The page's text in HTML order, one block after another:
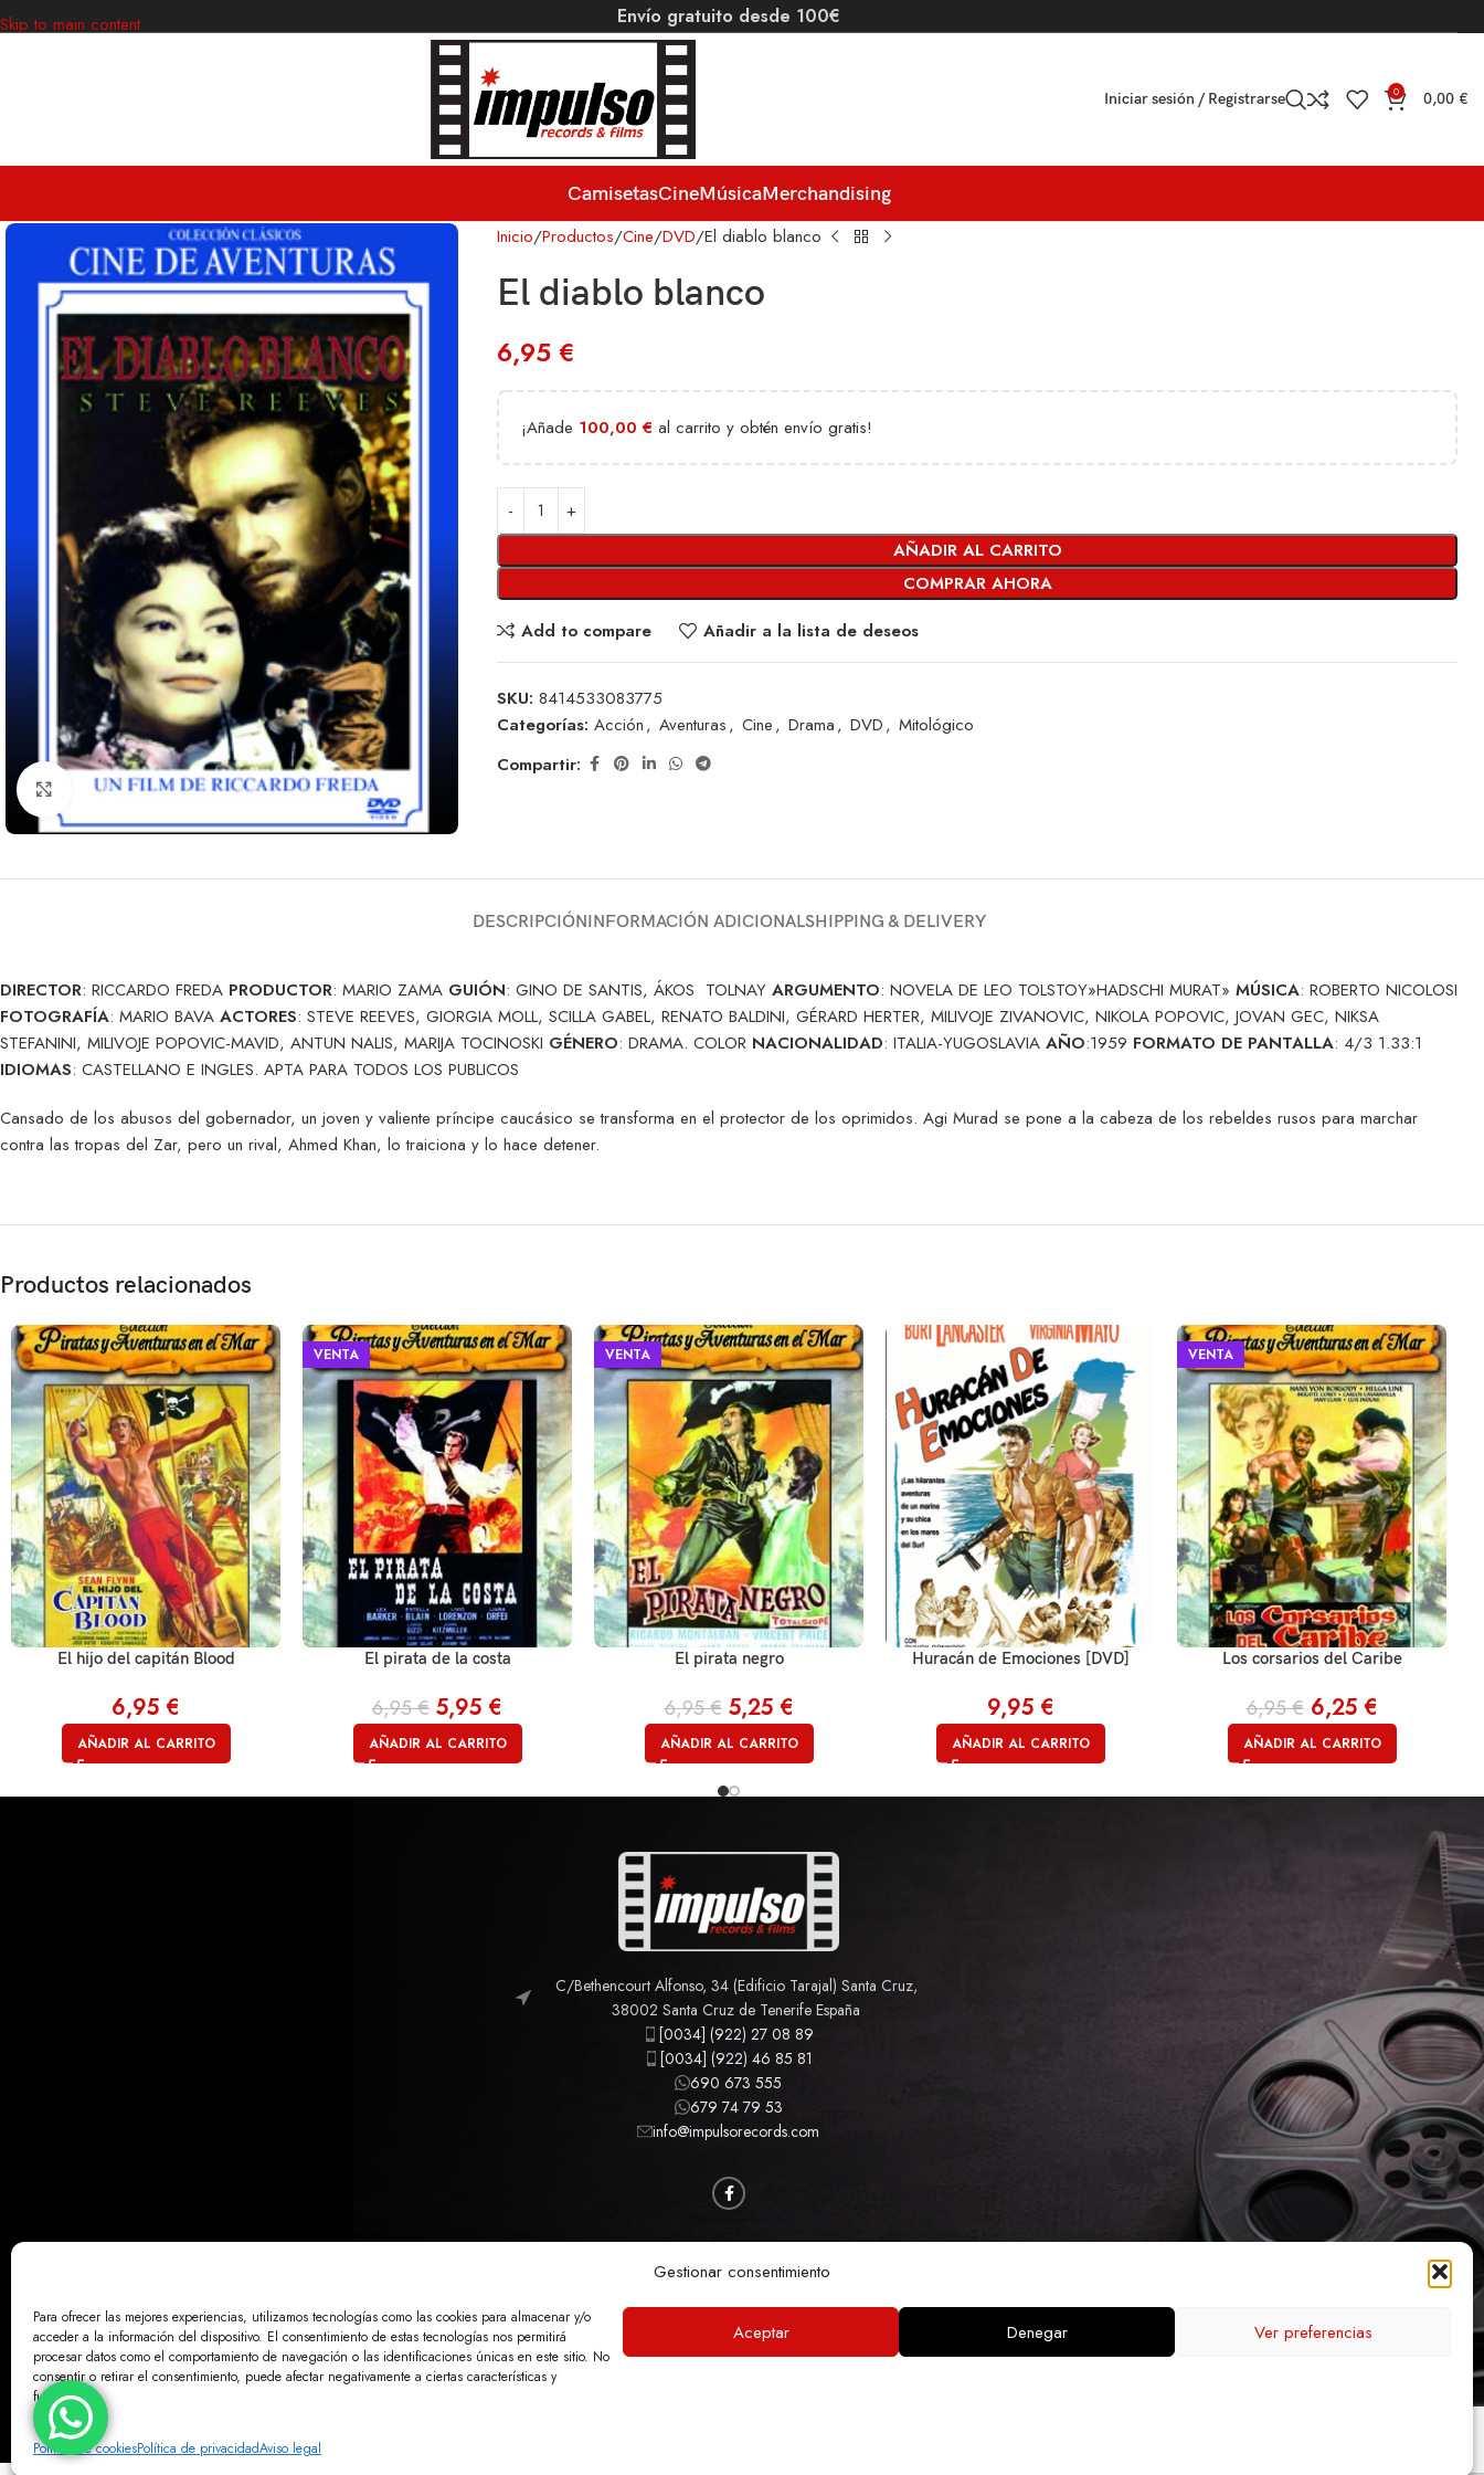
Gestionar consentimiento
Para ofrecer las mejores experiencias, utilizamos tecnologías como las cookies para almacenar y/o
acceder a la información del dispositivo. El consentimiento de estas tecnologías nos permitirá
procesar datos como el comportamiento de navegación o las identificaciones únicas en este sitio. No
consentir o retirar el consentimiento, puede afectar negativamente a ciertas características y
funciones.
Aceptar Denegar Ver preferencias
Política de cookiesPolítica de privacidadAviso legal
Skip to main content Envío gratuito desde 100€
Iniciar sesión / Registrarse 0 0,00 €
CamisetasCineMúsicaMerchandising
Clic para ampliar
Inicio Productos Cine DVD El diablo blanco
El diablo blanco
6,95 €
¡Añade 100,00 € al carrito y obtén envío gratis!
AÑADIR AL CARRITO
COMPRAR AHORA
Add to compare
Añadir a la lista de deseos
SKU: 8414533083775
Categorías: Acción, Aventuras, Cine, Drama, DVD, Mitológico
Compartir:
DESCRIPCIÓNINFORMACIÓN ADICIONALSHIPPING & DELIVERY
DIRECTOR: RICCARDO FREDA PRODUCTOR: MARIO ZAMA GUIÓN: GINO DE SANTIS, ÁKOS TOLNAY ARGUMENTO: NOVELA DE LEO TOLSTOY»HADSCHI MURAT» MÚSICA: ROBERTO NICOLOSI
FOTOGRAFÍA: MARIO BAVA ACTORES: STEVE REEVES, GIORGIA MOLL, SCILLA GABEL, RENATO BALDINI, GÉRARD HERTER, MILIVOJE ZIVANOVIC, NIKOLA POPOVIC, JOVAN GEC, NIKSA
STEFANINI, MILIVOJE POPOVIC-MAVID, ANTUN NALIS, MARIJA TOCINOSKI GÉNERO: DRAMA. COLOR NACIONALIDAD: ITALIA-YUGOSLAVIA AÑO:1959 FORMATO DE PANTALLA: 4/3 1.33:1
IDIOMAS: CASTELLANO E INGLES. APTA PARA TODOS LOS PUBLICOS
Cansado de los abusos del gobernador, un joven y valiente príncipe caucásico se transforma en el protector de los oprimidos. Agi Murad se pone a la cabeza de los rebeldes rusos para marchar
contra las tropas del Zar, pero un rival, Ahmed Khan, lo traiciona y lo hace detener.
Productos relacionados
El hijo del capitán Blood
6,95 €
AÑADIR AL CARRITO
VENTA
El pirata de la costa
6,95€ 5,95 €
AÑADIR AL CARRITO
VENTA
El pirata negro
6,95€ 5,25 €
AÑADIR AL CARRITO
Huracán de Emociones [DVD]
9,95 €
AÑADIR AL CARRITO
VENTA
Los corsarios del Caribe
6,95€ 6,25 €
AÑADIR AL CARRITO
C/Bethencourt Alfonso, 34 (Edificio Tarajal) Santa Cruz,
38002 Santa Cruz de Tenerife España
[0034] (922) 27 08 89
[0034] (922) 46 85 81
690 673 555
679 74 79 53
info@impulsorecords.com
AVISO LEGAL POLÍTICA DE PRIVACIDAD ACCESIBILIDAD